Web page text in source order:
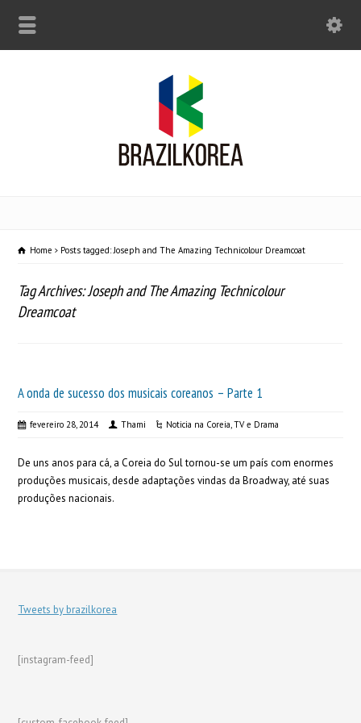
Home Posts tagged: Joseph and The Amazing Technicolour Dreamcoat
Tag Archives: Joseph and The Amazing Technicolour
Dreamcoat
A onda de sucesso dos musicais coreanos – Parte 1
fevereiro 28, 2014 Thami Noticia na Coreia,TV e Drama
De uns anos para cá, a Coreia do Sul tornou-se um país com enormes
produções musicais, desde adaptações vindas da Broadway, até suas
produções nacionais.
Tweets by brazilkorea
[instagram-feed]